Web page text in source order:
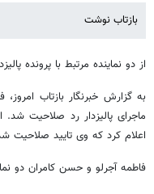
بازتاب نوشت
از دو نماینده مرتبط با پرونده
به گزارش خبرنگار بازتاب
ماجرای پالیزدار رد صلاحیت
اعلام کرد که وی تایید صلاحیت
فاطمه آجرلو و حسن کامران دو